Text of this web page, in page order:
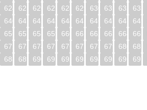
624
625 626 627 628 629 630 631 632 633
640
641 642 643 644 645 646 647 648 649
656
657 658 659 660 661 662 663 664 665
672
673 674 675 676 677 678 679 680 681
688
689 690 691 692 693 694 695 696 697